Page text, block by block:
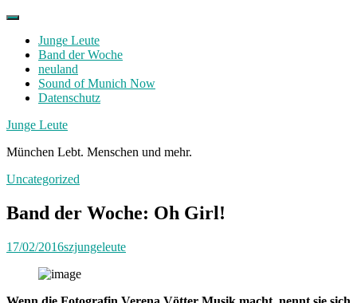
Skip
contentJunge Leute
Band der Woche
neuland
Sound of Munich Now
Datenschutz
Facebook
Twitter
Instagram
Junge Leute
München Lebt. Menschen und mehr.
Uncategorized
Band der Woche: Oh Girl!
17/02/2016szjungeleute